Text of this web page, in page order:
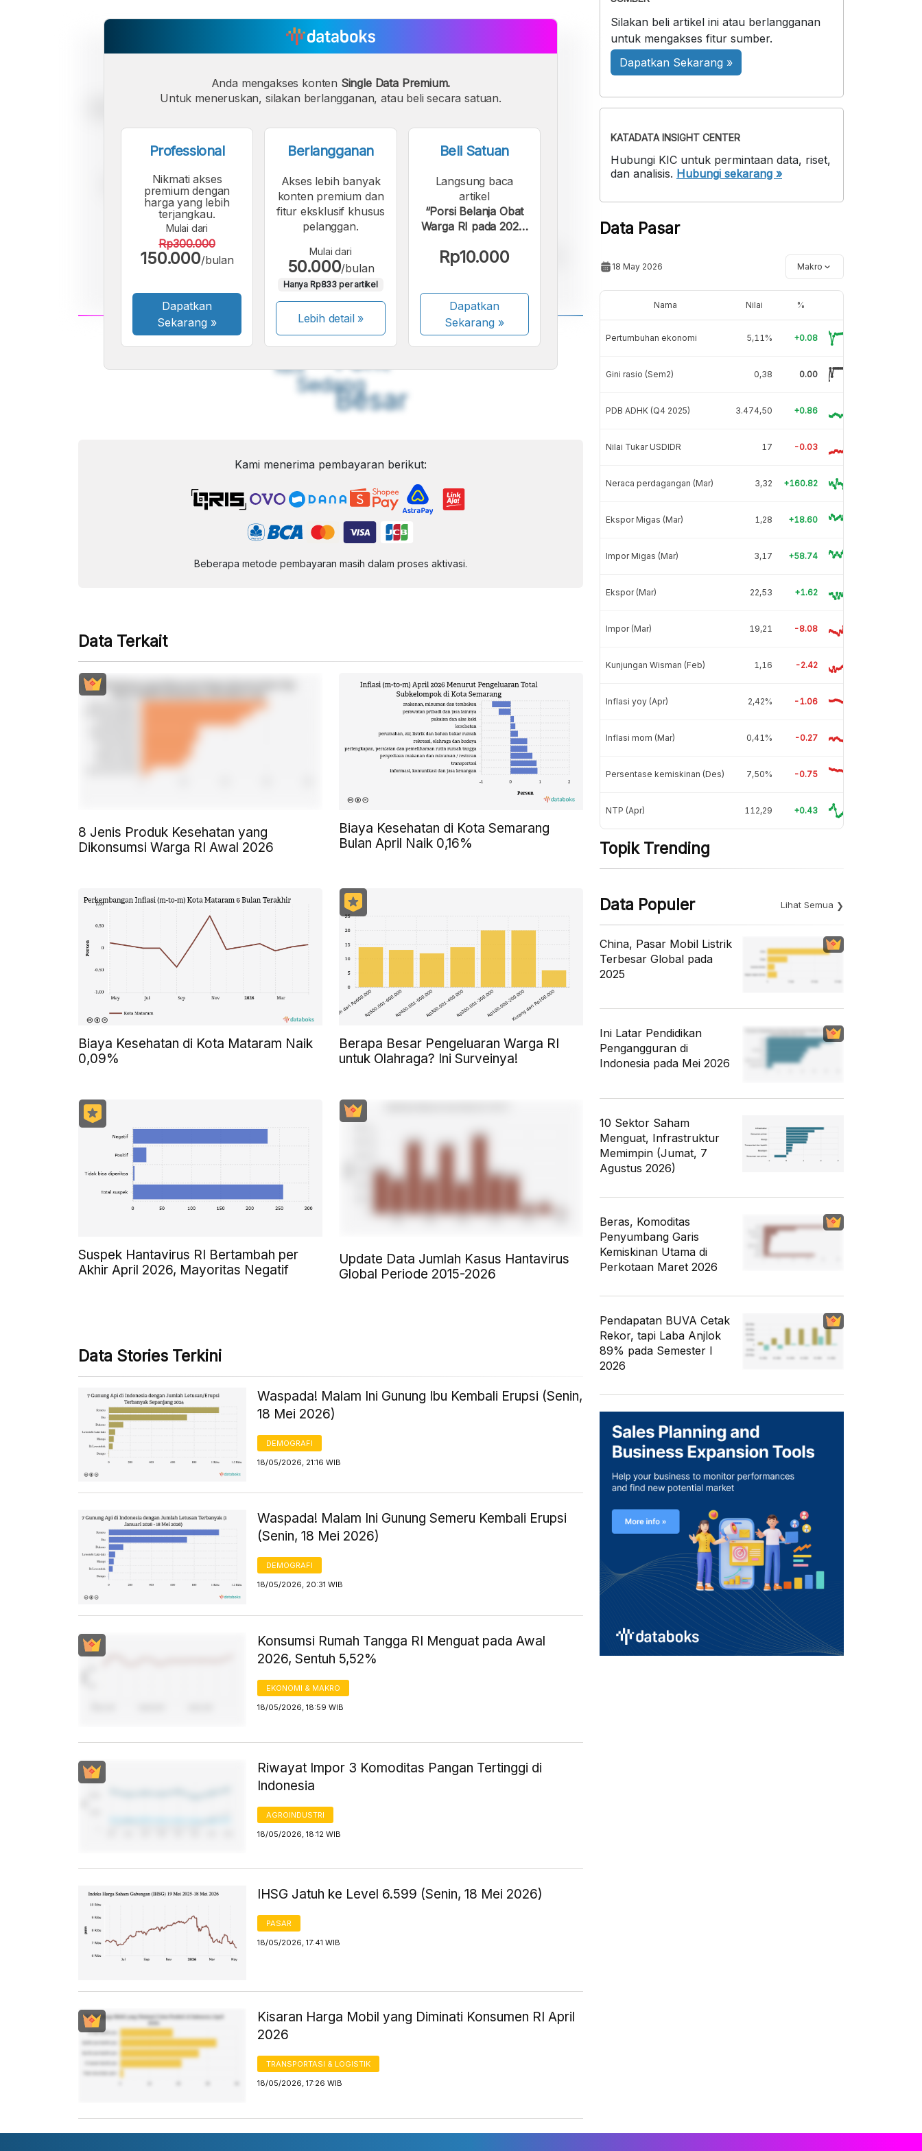
A
Font
Kecil
A
Sedang
A
Besar
Anda mengakses konten Single Data Premium.
Untuk meneruskan, silakan berlangganan, atau beli secara satuan.
Professional
Nikmati akses
premium dengan
harga yang lebih
terjangkau.
Mulai dari
Rp300.000
150.000/bulan
Dapatkan
Sekarang »
Berlangganan
Akses lebih banyak
konten premium dan
fitur eksklusif khusus
pelanggan.
Mulai dari
50.000/bulan
Hanya Rp833 per artikel
Lebih detail »
Beli Satuan
Langsung baca
artikel
“Porsi Belanja Obat
Warga RI pada 2025,
Obat Tanpa Resep”.
Rp10.000
Dapatkan
Sekarang»
Kami menerima pembayaran berikut:
Beberapa metode pembayaran masih dalam proses aktivasi.
Data Terkait
8 Jenis Produk Kesehatan yang
Dikonsumsi Warga RI Awal 2026
Biaya Kesehatan di Kota Semarang
Bulan April Naik 0,16%
Biaya Kesehatan di Kota Mataram Naik
0,09%
Berapa Besar Pengeluaran Warga RI
untuk Olahraga? Ini Surveinya!
Suspek Hantavirus RI Bertambah per
Akhir April 2026, Mayoritas Negatif
Update Data Jumlah Kasus Hantavirus
Global Periode 2015-2026
Data Stories Terkini
Waspada! Malam Ini Gunung Ibu Kembali Erupsi (Senin,
18 Mei 2026)
DEMOGRAFI
18/05/2026, 21:16 WIB
Waspada! Malam Ini Gunung Semeru Kembali Erupsi
(Senin, 18 Mei 2026)
DEMOGRAFI
18/05/2026, 20:31 WIB
Konsumsi Rumah Tangga RI Menguat pada Awal
2026, Sentuh 5,52%
EKONOMI & MAKRO
18/05/2026, 18:59 WIB
Riwayat Impor 3 Komoditas Pangan Tertinggi di
Indonesia
AGROINDUSTRI
18/05/2026, 18:12 WIB
IHSG Jatuh ke Level 6.599 (Senin, 18 Mei 2026)
PASAR
18/05/2026, 17:41 WIB
Kisaran Harga Mobil yang Diminati Konsumen RI April
2026
TRANSPORTASI & LOGISTIK
18/05/2026, 17:26 WIB
Silakan beli artikel ini atau berlangganan
untuk mengakses fitur sumber.
Dapatkan Sekarang »
KATADATA INSIGHT CENTER
Hubungi KIC untuk permintaan data, riset,
dan analisis. Hubungi sekarang »
Data Pasar
18 May 2026 Makro
Nama Nilai %
Pertumbuhan ekonomi 5,11% +0.08
Gini rasio (Sem2) 0,38 0.00
PDB ADHK (Q4 2025) 3.474,50 +0.86
Nilai Tukar USDIDR 17 -0.03
Neraca perdagangan (Mar) 3,32 +160.82
Ekspor Migas (Mar) 1,28 +18.60
Impor Migas (Mar) 3,17 +58.74
Ekspor (Mar) 22,53 +1.62
Impor (Mar) 19,21 -8.08
Kunjungan Wisman (Feb) 1,16 -2.42
Inflasi yoy (Apr) 2,42% -1.06
Inflasi mom (Mar) 0,41% -0.27
Persentase kemiskinan (Des) 7,50% -0.75
NTP (Apr) 112,29 +0.43
Topik Trending
Data Populer Lihat Semua
China, Pasar Mobil Listrik
Terbesar Global pada
2025
Ini Latar Pendidikan
Pengangguran di
Indonesia pada Mei 2026
10 Sektor Saham
Menguat, Infrastruktur
Memimpin (Jumat, 7
Agustus 2026)
Beras, Komoditas
Penyumbang Garis
Kemiskinan Utama di
Perkotaan Maret 2026
Pendapatan BUVA Cetak
Rekor, tapi Laba Anjlok
89% pada Semester I
2026